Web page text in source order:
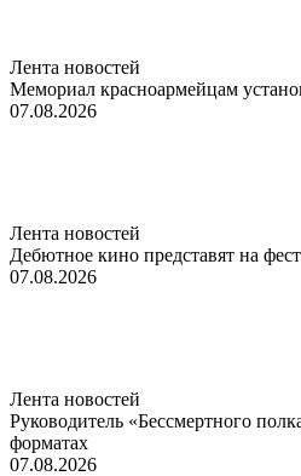
Лента новостей
Мемориал красноармейцам
07.08.2026
Лента новостей
Дебютное кино представят на
07.08.2026
Лента новостей
Руководитель «Бессмертного
форматах
07.08.2026